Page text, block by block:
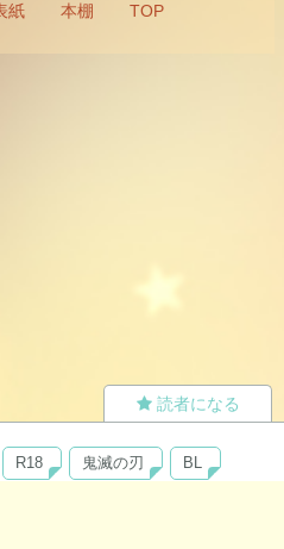
紙 本棚 TOP
R18 鬼滅の刃 BL
読者になる